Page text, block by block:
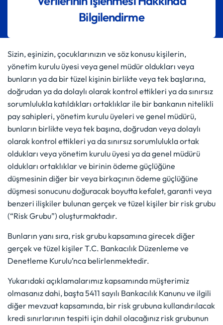
Bilgilendirme
Sizin, eşinizin, çocuklarınızın ve söz konusu kişilerin,
yönetim kurulu üyesi veya genel müdür oldukları veya
bunların ya da bir tüzel kişinin birlikte veya tek başlarına,
doğrudan ya da dolaylı olarak kontrol ettikleri ya da sınırsız
sorumlulukla katıldıkları ortaklıklar ile bir bankanın nitelikli
pay sahipleri, yönetim kurulu üyeleri ve genel müdürü,
bunların birlikte veya tek başına, doğrudan veya dolaylı
olarak kontrol ettikleri ya da sınırsız sorumlulukla ortak
oldukları veya yönetim kurulu üyesi ya da genel müdürü
oldukları ortaklıklar ve birinin ödeme güçlüğüne
düşmesinin diğer bir veya birkaçının ödeme güçlüğüne
düşmesi sonucunu doğuracak boyutta kefalet, garanti veya
benzeri ilişkiler bulunan gerçek ve tüzel kişiler bir risk grubu
(“Risk Grubu”) oluşturmaktadır.
Bunların yanı sıra, risk grubu kapsamına girecek diğer
gerçek ve tüzel kişiler T.C. Bankacılık Düzenleme ve
Denetleme Kurulu’nca belirlenmektedir.
Yukarıdaki açıklamalarımız kapsamında müşterimiz
olmasanız dahi, başta 5411 sayılı Bankacılık Kanunu ve ilgili
diğer mevzuat kapsamında, bir risk grubuna kullandırılacak
kredi sınırlarının tespiti için dahil olacağınız risk grubunun